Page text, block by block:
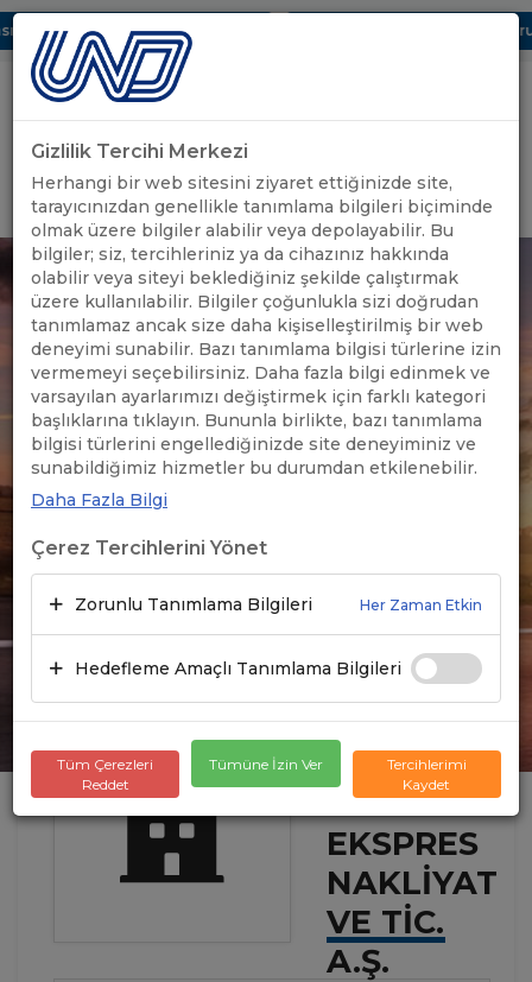
Dijital UBAK Bölümü Hakkında UND, Yunanistan Vize
Uluslararası Nakliyeciler Derneği
GİRİŞ YAP
İSTANBUL
EKSPRES
NAKLIYAT
VE TIC.
A.Ş.
Gizlilik Tercihi Merkezi
Herhangi bir web sitesini ziyaret ettiğinizde site,
tarayıcınızdan genellikle tanımlama bilgileri biçiminde
olmak üzere bilgiler alabilir veya depolayabilir. Bu
bilgiler; siz, tercihleriniz ya da cihazınız hakkında
olabilir veya siteyi beklediğiniz şekilde çalıştırmak
üzere kullanılabilir. Bilgiler çoğunlukla sizi doğrudan
tanımlamaz ancak size daha kişiselleştirilmiş bir web
deneyimi sunabilir. Bazı tanımlama bilgisi türlerine izin
vermemeyi seçebilirsiniz. Daha fazla bilgi edinmek ve
varsayılan ayarlarımızı değiştirmek için farklı kategori
başlıklarına tıklayın. Bununla birlikte, bazı tanımlama
bilgisi türlerini engellediğinizde site deneyiminiz ve
sunabildiğimiz hizmetler bu durumdan etkilenebilir.
Daha Fazla Bilgi
Çerez Tercihlerini Yönet
Zorunlu Tanımlama Bilgileri Her Zaman Etkin
Hedefleme Amaçlı Tanımlama Bilgileri
Tüm Çerezleri
Reddet
Tümüne İzin Ver
Tercihlerimi
Kaydet